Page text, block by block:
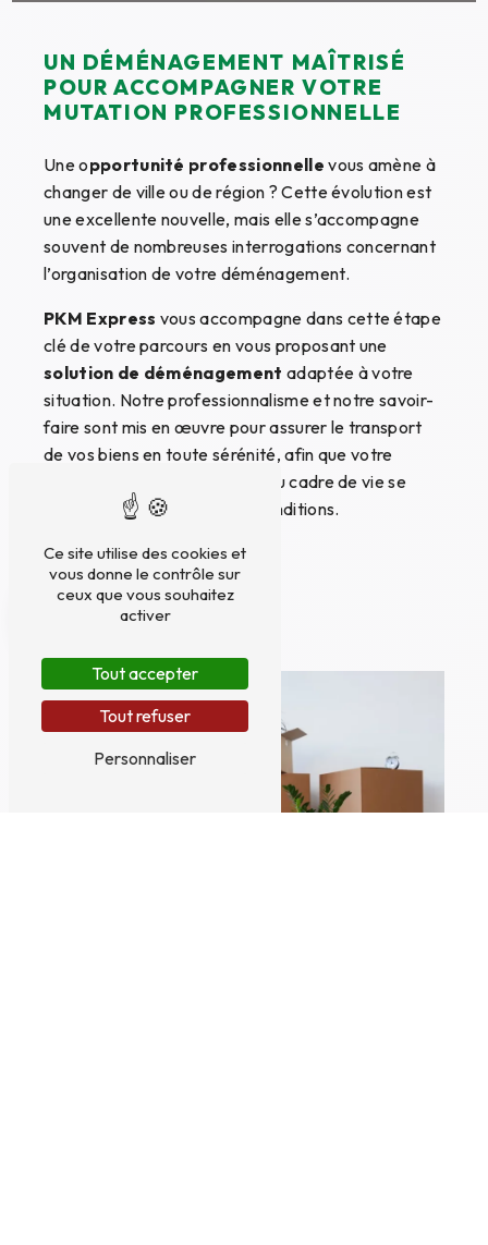
UN DÉMÉNAGEMENT MAÎTRISÉ
POUR ACCOMPAGNER VOTRE
MUTATION PROFESSIONNELLE
Une opportunité professionnelle vous amène à
changer de ville ou de région ? Cette évolution est
une excellente nouvelle, mais elle s’accompagne
souvent de nombreuses interrogations concernant
l’organisation de votre déménagement.
PKM Express vous accompagne dans cette étape
clé de votre parcours en vous proposant une
solution de déménagement adaptée à votre
situation. Notre professionnalisme et notre savoir-
faire sont mis en œuvre pour assurer le transport
de vos biens en toute sérénité, afin que votre
installation dans votre nouveau cadre de vie se
déroule dans les meilleures conditions.
Garde meubles
Ce site utilise des cookies et
vous donne le contrôle sur
ceux que vous souhaitez
activer
Tout accepter
Tout refuser
Personnaliser